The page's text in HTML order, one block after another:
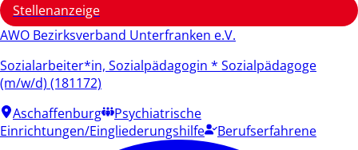
Stellenanzeige
AWO Bezirksverband Unterfranken e.V.
Sozialarbeiter*in, Sozialpädagogin * Sozialpädagoge
(m/w/d) (181172)
Aschaffenburg
Psychiatrische
Einrichtungen/Eingliederungshilfe
Berufserfahrene